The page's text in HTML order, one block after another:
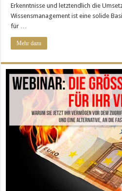
Erkenntnisse und letztendlich die
Wissensmanagement ist eine solide
für …
Mehr dazu